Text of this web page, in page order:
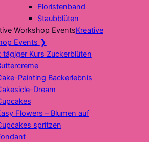
Floristenband
Staubblüten
Kreative
Events ❯
tägiger Kurs Zuckerblüten
Painting Backerlebnis
Dream
Flowers – Blumen auf
spritzen